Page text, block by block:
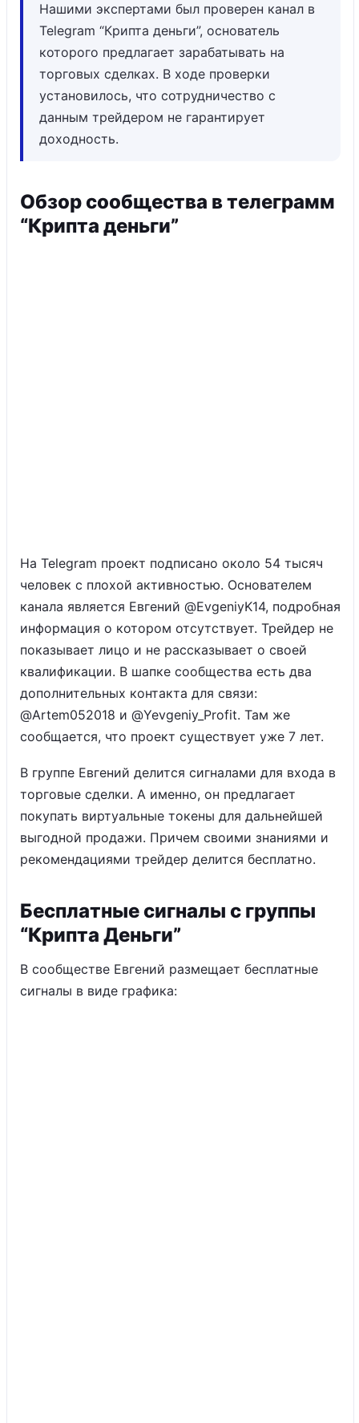
Нашими экспертами был проверен канал в
Telegram “Крипта деньги”, основатель
которого предлагает зарабатывать на
торговых сделках. В ходе проверки
установилось, что сотрудничество с
данным трейдером не гарантирует
доходность.
Обзор сообщества в телеграмм
“Крипта деньги”
На Telegram проект подписано около 54 тысяч
человек с плохой активностью. Основателем
канала является Евгений @EvgeniyK14, подробная
информация о котором отсутствует. Трейдер не
показывает лицо и не рассказывает о своей
квалификации. В шапке сообщества есть два
дополнительных контакта для связи:
@Artem052018 и @Yevgeniy_Profit. Там же
сообщается, что проект существует уже 7 лет.
В группе Евгений делится сигналами для входа в
торговые сделки. А именно, он предлагает
покупать виртуальные токены для дальнейшей
выгодной продажи. Причем своими знаниями и
рекомендациями трейдер делится бесплатно.
Бесплатные сигналы с группы
“Крипта Деньги”
В сообществе Евгений размещает бесплатные
сигналы в виде графика: